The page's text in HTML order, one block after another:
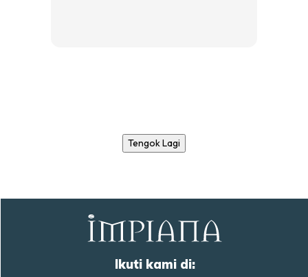
Tengok Lagi
Ikuti kami di: